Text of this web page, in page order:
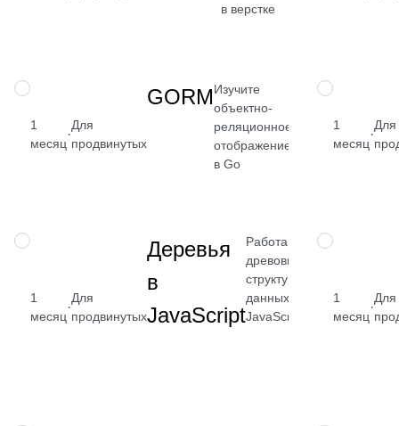
в верстке
НАВЫК
1
месяц
·
Для
продвинутых
GORMИзучите
объектно-
реляционное
отображение
в Go
НАВЫК
1
месяц
·
Для
НАВЫК
1
месяц
·
Для
продвинутых
Деревья
в
JavaScript
Работа с
древовидными
структурами
данных в
JavaScript
от 2 400
НАВЫК
1
месяц
·
Для